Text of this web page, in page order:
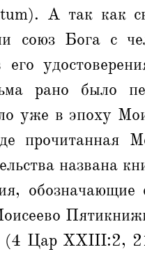
А так как
союз Бога с
рано было
уже в эпоху
названа
обозначающие
(4 Цар